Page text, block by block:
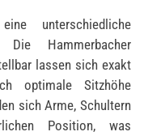
unterschiedliche
Hammerbacher
lassen sich exakt
optimale Sitzhöhe
sich Arme, Schultern
Position, was